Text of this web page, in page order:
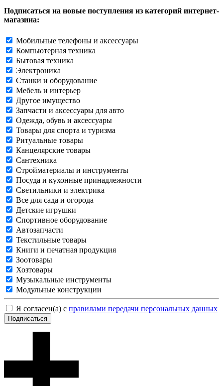
Подписаться на новые поступления из категорий интернет-
магазина:
Мобильные телефоны и аксессуары
Компьютерная техника
Бытовая техника
Электроника
Станки и оборудование
Мебель и интерьер
Другое имущество
Запчасти и аксессуары для авто
Одежда, обувь и аксессуары
Товары для спорта и туризма
Ритуальные товары
Канцелярские товары
Сантехника
Стройматериалы и инструменты
Посуда и кухонные принадлежности
Светильники и электрика
Все для сада и огорода
Детские игрушки
Спортивное оборудование
Автозапчасти
Текстильные товары
Книги и печатная продукция
Зоотовары
Хозтовары
Музыкальные инструменты
Модульные конструкции
Я согласен(а) с правилами передачи персональных данных
Подписаться